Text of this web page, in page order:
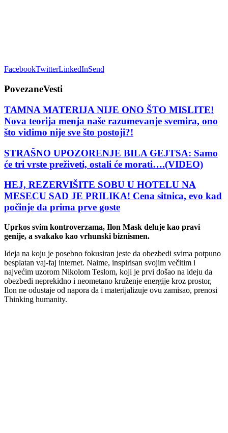
FacebookTwitterLinkedInSend
PovezaneVesti
TAMNA MATERIJA NIJE ONO ŠTO MISLITE!
Nova teorija menja naše razumevanje svemira, ono
što vidimo nije sve što postoji?!
STRAŠNO UPOZORENJE BILA GEJTSA: Samo
će tri vrste preživeti, ostali će morati….(VIDEO)
HEJ, REZERVIŠITE SOBU U HOTELU NA
MESECU SAD JE PRILIKA! Cena sitnica, evo kad
počinje da prima prve goste
Uprkos svim kontroverzama, Ilon Mask deluje kao pravi
genije, a svakako kao vrhunski biznismen.
Ideja na koju je posebno fokusiran jeste da obezbedi svima potpuno
besplatan vaj-faj internet. Naime, inspirisan svojim večitim i
najvećim uzorom Nikolom Teslom, koji je prvi došao na ideju da
obezbedi neprekidno i neometano kruženje energije kroz prostor,
Ilon ne odustaje od napora da i materijalizuje ovu zamisao, prenosi
Thinking humanity.